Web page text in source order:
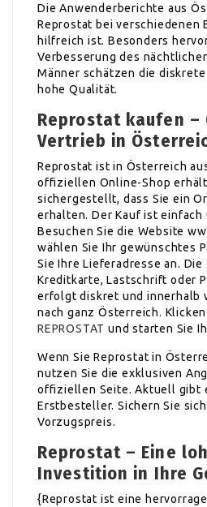
Die Anwenderberichte aus
Reprostat bei verschiedenen
hilfreich ist. Besonders
Verbesserung des
Männer schätzen die
hohe Qualität.
Reprostat kaufen
Vertrieb in
Reprostat ist in Österreich
offiziellen Online-Shop
sichergestellt, dass Sie ein
erhalten. Der Kauf ist einfach
Besuchen Sie die Website
wählen Sie Ihr gewünschtes
Sie Ihre Lieferadresse an.
Kreditkarte, Lastschrift oder
erfolgt diskret und innerhalb
nach ganz Österreich.
REPROSTAT und starten Sie
Wenn Sie Reprostat in
nutzen Sie die exklusiven
offiziellen Seite. Aktuell gibt
Erstbesteller. Sichern Sie
Vorzugspreis.
Reprostat – Eine
Investition in Ihre
{Reprostat ist eine